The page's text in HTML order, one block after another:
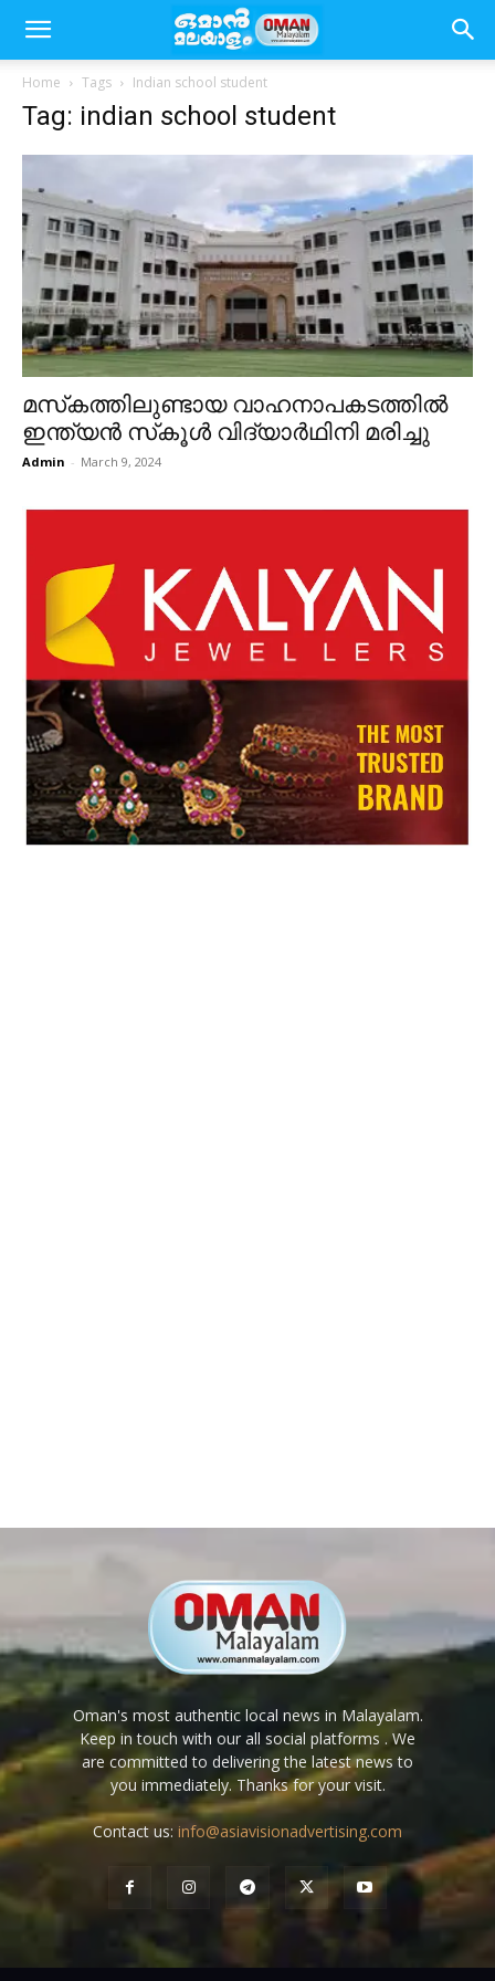
Home Tags Indian school student
Tag: indian school student
മസ്‌കത്തിലുണ്ടായ വാഹനാപകടത്തിൽ
ഇന്ത്യൻ സ്‌കൂൾ വിദ്യാർഥിനി മരിച്ചു
Admin - March 9, 2024
Oman's most authentic local news in Malayalam.
Keep in touch with our all social platforms . We
are committed to delivering the latest news to
you immediately. Thanks for your visit.
Contact us: info@asiavisionadvertising.com